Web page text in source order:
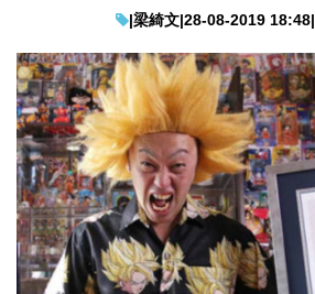
教學評測
EduTech
IT Times
生成式AI與雲端應用
Enterprise Digital Transformation
特集
|梁綺文|28-08-2019 18:48|